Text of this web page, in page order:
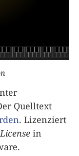
Quelltext
. Lizenziert
in